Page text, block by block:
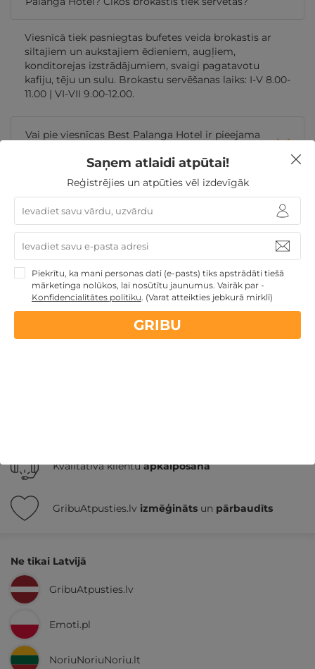
Viesnīcā tiek pasniegtas bufetes veida brokastis ar
siltajiem un aukstajiem ēdieniem, augļiem,
konditorejas izstrādājumiem, svaigi pagatavotu
kafiju, tēju un sulu. Brokastu servēšanas laiks: I-V 8.00-
11.00 | VI-VII 9.00-12.00.
Vai pie viesnīcas Best Palanga Hotel ir pieejama
Kādi ir reģistrēšanās laiki viesnīcā Best Palanga
Hotel?
Kādas SPA atpūtas iespējas tiek piedāvātas
viesnīcā Best Palanga Hotel?
Kāda veida numuri ir pieejami rezervācijai
viesnīcā Best Palanga Hotel?
Kvalitatīva klientuapkalpošana
GribuAtpusties.lv izmēģināts un pārbaudīts
Ne tikai Latvijā
GribuAtpusties.lv
Emoti.pl
NoriuNoriuNoriu.lt
Saņem atlaidi atpūtai!
Reģistrējies un atpūties vēl izdevīgāk
Piekrītu, ka mani personas dati (e-pasts) tiks apstrādāti tiešā
mārketinga nolūkos, lai nosūtītu jaunumus. Vairāk par -
Konfidencialitātes politiku. (Varat atteikties jebkurā mirklī)
GRIBU